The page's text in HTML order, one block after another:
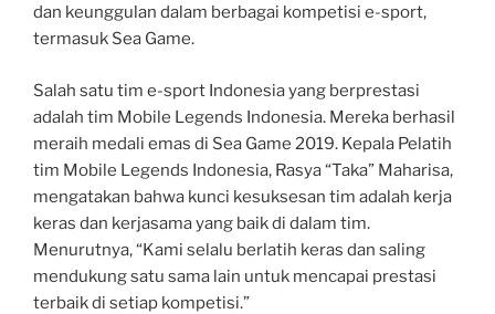
dan keunggulan dalam berbagai kompetisi e-sport,
termasuk Sea Game.
Salah satu tim e-sport Indonesia yang berprestasi
adalah tim Mobile Legends Indonesia. Mereka berhasil
meraih medali emas di Sea Game 2019. Kepala Pelatih
tim Mobile Legends Indonesia, Rasya “Taka” Maharisa,
mengatakan bahwa kunci kesuksesan tim adalah kerja
keras dan kerjasama yang baik di dalam tim.
Menurutnya, “Kami selalu berlatih keras dan saling
mendukung satu sama lain untuk mencapai prestasi
terbaik di setiap kompetisi.”